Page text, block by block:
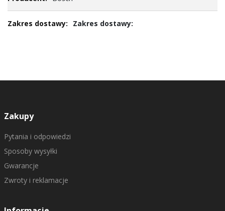
Zakres dostawy:
Zakupy
Pytania i odpowiedzi
Sposoby wysyłki
Gwarancje
Zwroty i reklamacje